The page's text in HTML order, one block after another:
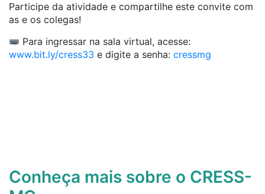
Participe da atividade e compartilhe este convite com
as e os colegas!
Para ingressar na sala virtual, acesse:
www.bit.ly/cress33 e digite a senha: cressmg
Conheça mais sobre o CRESS-